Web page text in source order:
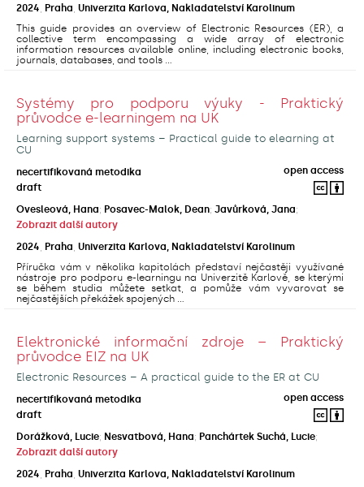
2024 Praha Univerzita Karlova, Nakladatelství Karolinum
This guide provides an overview of Electronic Resources (ER), a
collective term encompassing a wide array of electronic
information resources available online, including electronic books,
journals, databases, and tools ...
Systémy pro podporu výuky - Praktický
průvodce e-learningem na UK
Learning support systems – Practical guide to elearning at
CU
necertifikovaná metodika
open access
draft
Ovesleová, Hana; Posavec-Malok, Dean; Javůrková, Jana;
Zobrazit další autory
2024 Praha Univerzita Karlova, Nakladatelství Karolinum
Příručka vám v několika kapitolách představí nejčastěji využívané
nástroje pro podporu e-learningu na Univerzitě Karlově, se kterými
se během studia můžete setkat, a pomůže vám vyvarovat se
nejčastějších překážek spojených ...
Elektronické informační zdroje – Praktický
průvodce EIZ na UK
Electronic Resources – A practical guide to the ER at CU
necertifikovaná metodika
open access
draft
Dorážková, Lucie; Nesvatbová, Hana; Panchártek Suchá, Lucie;
Zobrazit další autory
2024 Praha Univerzita Karlova, Nakladatelství Karolinum